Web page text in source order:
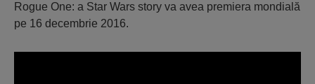
Rogue One: a Star Wars story va avea premiera mondială
pe 16 decembrie 2016.